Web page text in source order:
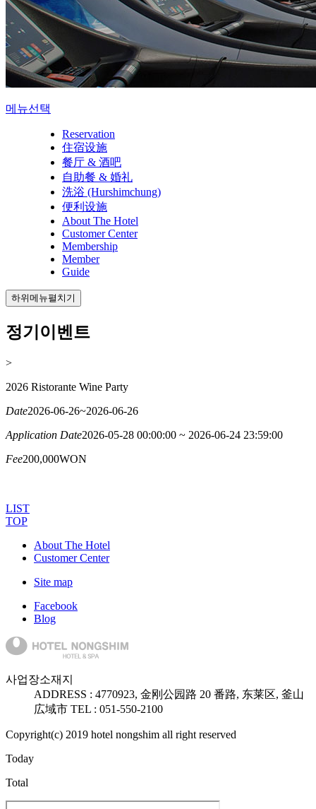
메뉴선택
Reservation
住宿设施
餐厅 & 酒吧
自助餐 & 婚礼
洗浴 (Hurshimchung)
便利设施
About The Hotel
Customer Center
Membership
Member
Guide
하위메뉴펼치기
정기이벤트
>
2026 Ristorante Wine Party
Date2026-06-26~2026-06-26
Application Date2026-05-28 00:00:00 ~ 2026-06-24 23:59:00
Fee200,000WON
LIST
TOP
About The Hotel
Customer Center
Site map
Facebook
Blog
사업장소재지
ADDRESS : 4770923, 金刚公园路 20 番路, 东莱区, 釜山
広域市 TEL : 051-550-2100
Copyright(c) 2019 hotel nongshim all right reserved
Today
Total